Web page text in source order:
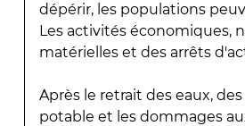
dépérir, les populations
Les activités économiques,
matérielles et des arrêts
Après le retrait des eaux,
potable et les dommages